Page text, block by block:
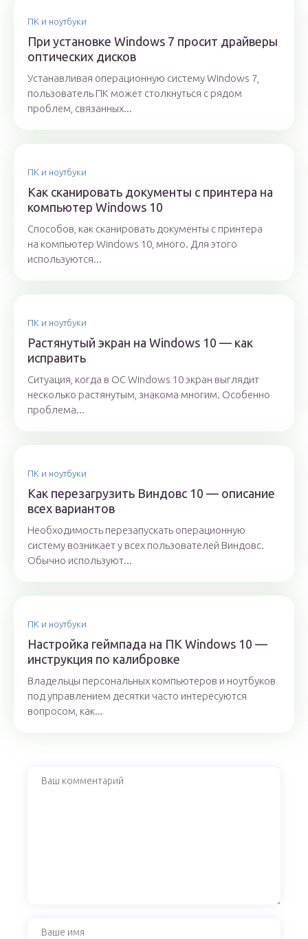
ПК и ноутбуки
При установке Windows 7 просит драйверы
оптических дисков
Устанавливая операционную систему Windows 7,
пользователь ПК может столкнуться с рядом
проблем, связанных...
ПК и ноутбуки
Как сканировать документы с принтера на
компьютер Windows 10
Способов, как сканировать документы с принтера
на компьютер Windows 10, много. Для этого
используются...
ПК и ноутбуки
Растянутый экран на Windows 10 — как
исправить
Ситуация, когда в ОС Windows 10 экран выглядит
несколько растянутым, знакома многим. Особенно
проблема...
ПК и ноутбуки
Как перезагрузить Виндовс 10 — описание
всех вариантов
Необходимость перезапускать операционную
систему возникает у всех пользователей Виндовс.
Обычно используют...
ПК и ноутбуки
Настройка геймпада на ПК Windows 10 —
инструкция по калибровке
Владельцы персональных компьютеров и ноутбуков
под управлением десятки часто интересуются
вопросом, как...